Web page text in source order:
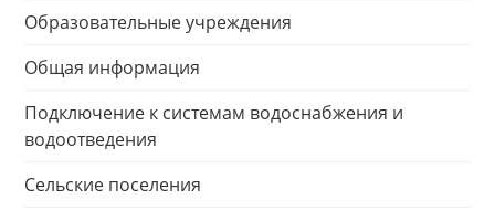
Образовательные учреждения
Общая информация
Подключение к системам водоснабжения и
водоотведения
Сельские поселения